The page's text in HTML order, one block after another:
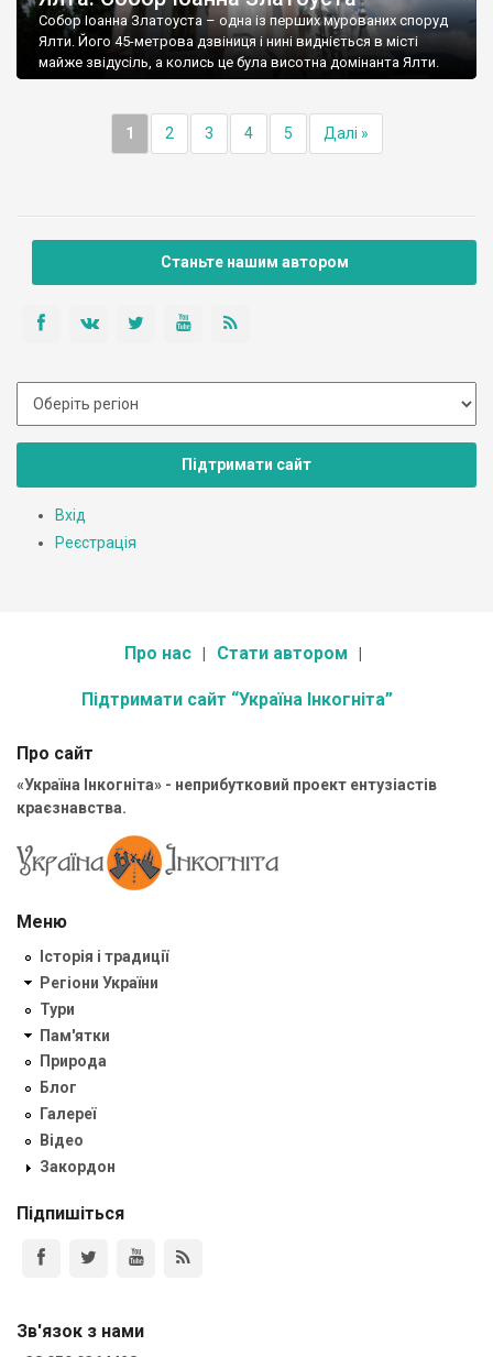
Собор Іоанна Златоуста – одна із перших мурованих споруд
Ялти. Його 45-метрова дзвіниця і нині видніється в місті
майже звідусіль, а колись це була висотна домінанта Ялти.
1 2 3 4 5 Далі »
Станьте нашим автором
Підтримати сайт
Вхід
Реєстрація
Про нас Стати автором
Підтримати сайт “Україна Інкогніта”
Про сайт
«Україна Інкогніта» - неприбутковий проект ентузіастів
краєзнавства.
Меню
Історія і традиції
Регіони України
Тури
Пам'ятки
Природа
Блог
Галереї
Відео
Закордон
Підпишіться
Зв'язок з нами